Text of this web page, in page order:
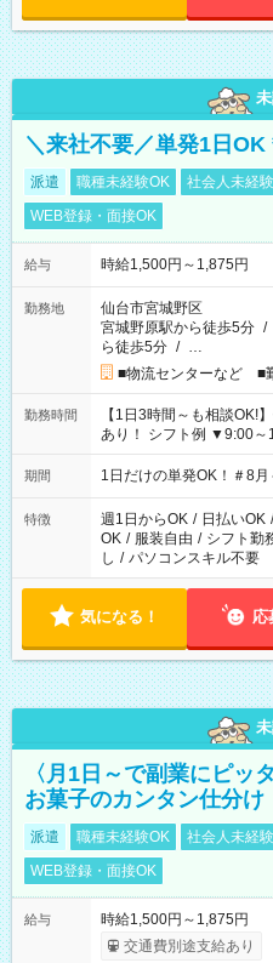
＼来社不要／単発1日
派遣 職種未経験OK 社会人未経
WEB登録・面接OK
給与 時給1,500円～1,875円
勤務地
仙台市宮城野区
宮城野原駅から徒歩5分 /
ら徒歩5分 / …
■物流センターなど ■
勤務時間
【1日3時間～も相談OK!
あり！ シフト例 ▼9:00
▼18:00～21:00
期間 1日だけの単発OK！＃8
特徴 週1日からOK / 日払いOK /
OK / 服装自由 / シフト勤
し / パソコンスキル不要
気になる！ 応
〈月1日～で副業にピッ
お菓子のカンタン仕分け
派遣 職種未経験OK 社会人未経
WEB登録・面接OK
給与
時給1,500円～1,875円
交通費別途支給あり